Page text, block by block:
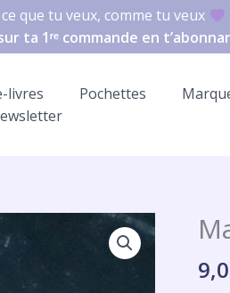
ce que tu veux, comme tu veux
ta 1ʳᵉ commande en
livres Pochettes
de